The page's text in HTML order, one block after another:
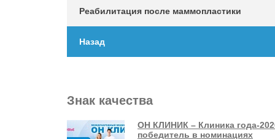
Реабилитация после маммопластики
Назад
Знак качества
ОН КЛИНИК – Клиника года-
победитель в номинациях